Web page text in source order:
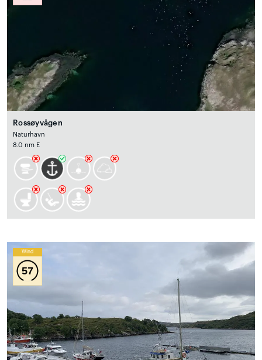
Rossøyvågen
Naturhavn
8.0 nm E
Wind
57